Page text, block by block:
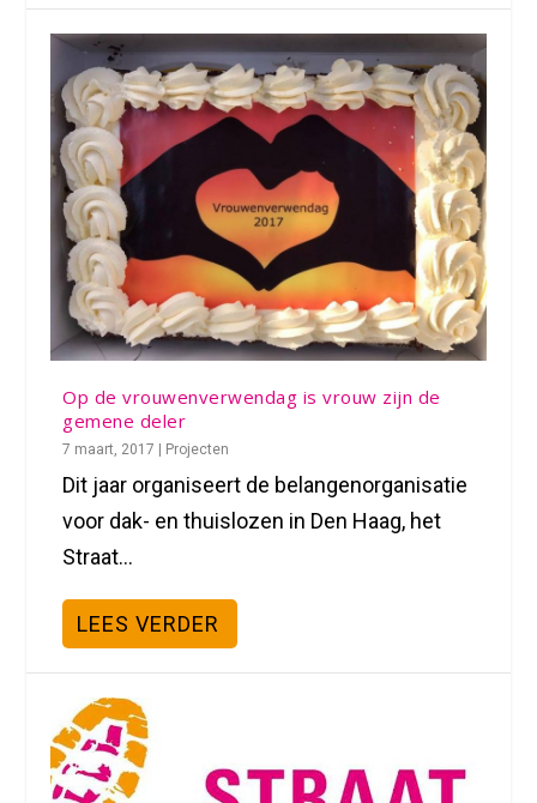
Op de vrouwenverwendag is vrouw zijn de
gemene deler
7 maart, 2017 | Projecten
Dit jaar organiseert de belangenorganisatie
voor dak- en thuislozen in Den Haag, het
Straat...
LEES VERDER